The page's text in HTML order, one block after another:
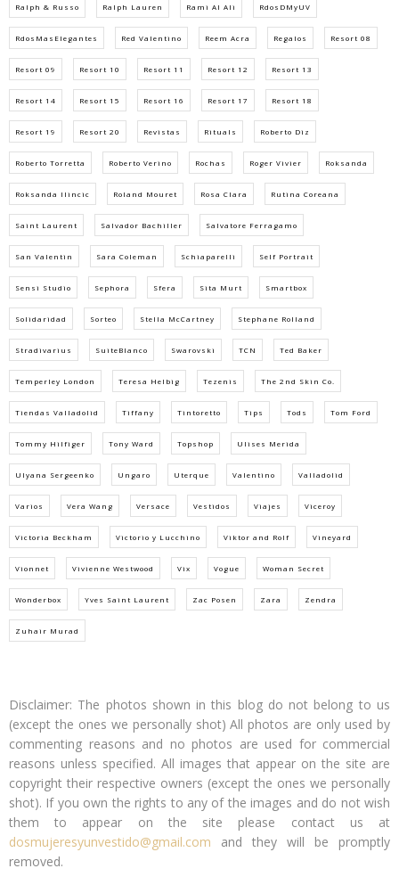
Ralph & Russo Ralph Lauren Rami Al Ali RdosDMyUV
RdosMasElegantes Red Valentino Reem Acra Regalos Resort 08
Resort 09 Resort 10 Resort 11 Resort 12 Resort 13
Resort 14 Resort 15 Resort 16 Resort 17 Resort 18
Resort 19 Resort 20 Revistas Rituals Roberto Diz
Roberto Torretta Roberto Verino Rochas Roger Vivier Roksanda
Roksanda Ilincic Roland Mouret Rosa Clara Rutina Coreana
Saint Laurent Salvador Bachiller Salvatore Ferragamo
San Valentin Sara Coleman Schiaparelli Self Portrait
Sensi Studio Sephora Sfera Sita Murt Smartbox
Solidaridad Sorteo Stella McCartney Stephane Rolland
Stradivarius SuiteBlanco Swarovski TCN Ted Baker
Temperley London Teresa Helbig Tezenis The 2nd Skin Co.
Tiendas Valladolid Tiffany Tintoretto Tips Tods Tom Ford
Tommy Hilfiger Tony Ward Topshop Ulises Merida
Ulyana Sergeenko Ungaro Uterque Valentino Valladolid
Varios Vera Wang Versace Vestidos Viajes Viceroy
Victoria Beckham Victorio y Lucchino Viktor and Rolf Vineyard
Vionnet Vivienne Westwood Vix Vogue Woman Secret
Wonderbox Yves Saint Laurent Zac Posen Zara Zendra
Zuhair Murad
Disclaimer: The photos shown in this blog do not belong to us
(except the ones we personally shot)All photos are only used by
commenting reasons and no photos are used for commercial
reasons unless specified. All images that appear on the site are
copyright their respective owners (except the ones we personally
shot). If you own the rights to any of the images and do not wish
them to appear on the site please contact us at
dosmujeresyunvestido@gmail.com and they will be promptly
removed.